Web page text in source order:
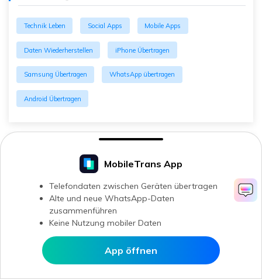
In MobileTrans öffnen
MobileTrans App
Telefondaten zwischen Geräten übertragen
Alte und neue WhatsApp-Daten
zusammenführen
Keine Nutzung mobiler Daten
App öffnen
Technik Leben Social Apps Mobile Apps
Daten Wiederherstellen iPhone Übertragen
Samsung Übertragen WhatsApp übertragen
Android Übertragen